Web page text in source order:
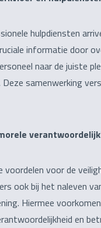
hulpdiensten
informatie door
naar de juiste
samenwerking
voordelen voor de
ook bij het naleven
Hiermee
en